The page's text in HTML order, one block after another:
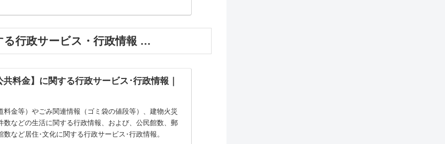
る行政サービス・行政情報 …
料金】に関する行政サービス･行政情報｜
料金等）やごみ関連情報（ゴミ袋の値段等）、建物火災
数などの生活に関する行政情報、および、公民館数、郵
など居住･文化に関する行政サービス･行政情報。